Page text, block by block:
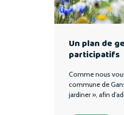
Un plan de
participatifs
Comme nous
commune de
jardiner », afin